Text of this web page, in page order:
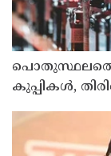
കുപ്പികള്‍,
നിര്‍ത്തിയത്
തീരുമാനമോ?